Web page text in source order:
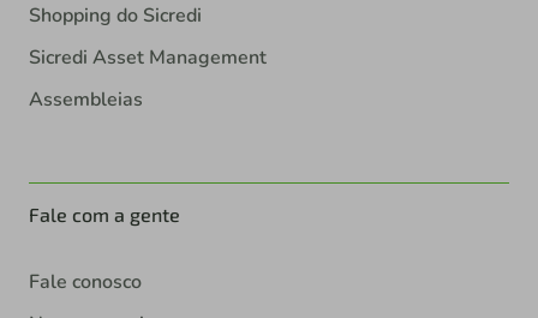
Shopping do Sicredi
Sicredi Asset Management
Assembleias
Fale com a gente
Fale conosco